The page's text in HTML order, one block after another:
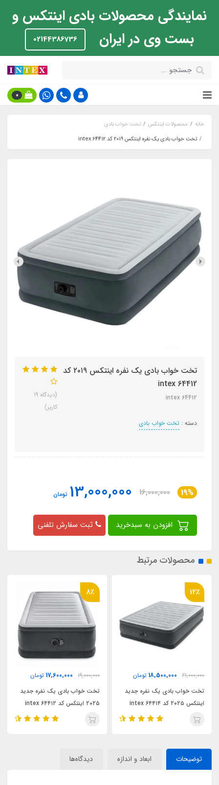
نمایندگی محصولات بادی اینتکس و
بست وی در ایران
02144386736
0
خانه محصولات اینتکس
تخت خواب بادی
تخت خواب بادی یک نفره اینتکس ۲۰۱۹ کد intex 64412
تخت خواب بادی یک نفره اینتکس ۲۰۱۹ کد
intex 64412
intex 64412
دسته : تخت خواب بادی
(دیدگاه 19
کاربر)
19%
16,000,000
13,000,000 تومان
ثبت سفارش تلفنی
محصولات مرتبط
تومان
یک نفره جدید
19,000,000
17,600,000 تومان
تخت خواب بادی یک نفره جدید
۲۰۲۵ اینتکس کد ۶۴۴۱۲ intex
8٪
25,000,000
تخت خواب بادی
intex 64418
توضیحات ابعاد و اندازه دیدگاه‌ها